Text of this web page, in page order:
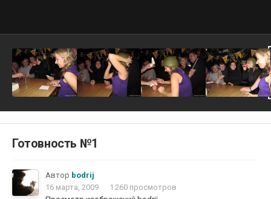
Готовность №1
Автор bodrij
16 марта, 2009
1 260 просмотров